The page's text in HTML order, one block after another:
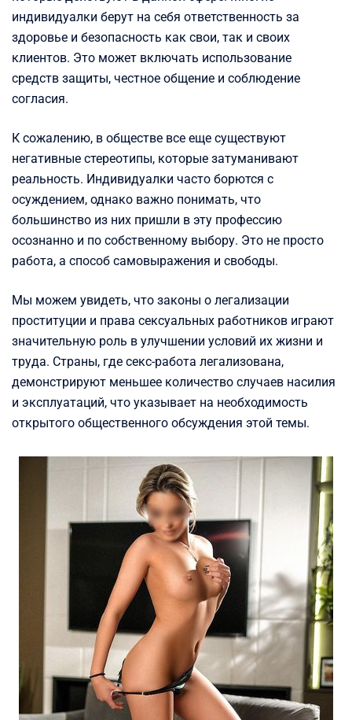
индивидуалки берут на себя ответственность за
здоровье и безопасность как свои, так и своих
клиентов. Это может включать использование
средств защиты, честное общение и соблюдение
согласия.
К сожалению, в обществе все еще существуют
негативные стереотипы, которые затуманивают
реальность. Индивидуалки часто борются с
осуждением, однако важно понимать, что
большинство из них пришли в эту профессию
осознанно и по собственному выбору. Это не просто
работа, а способ самовыражения и свободы.
Мы можем увидеть, что законы о легализации
проституции и права сексуальных работников играют
значительную роль в улучшении условий их жизни и
труда. Страны, где секс-работа легализована,
демонстрируют меньшее количество случаев насилия
и эксплуатаций, что указывает на необходимость
открытого общественного обсуждения этой темы.